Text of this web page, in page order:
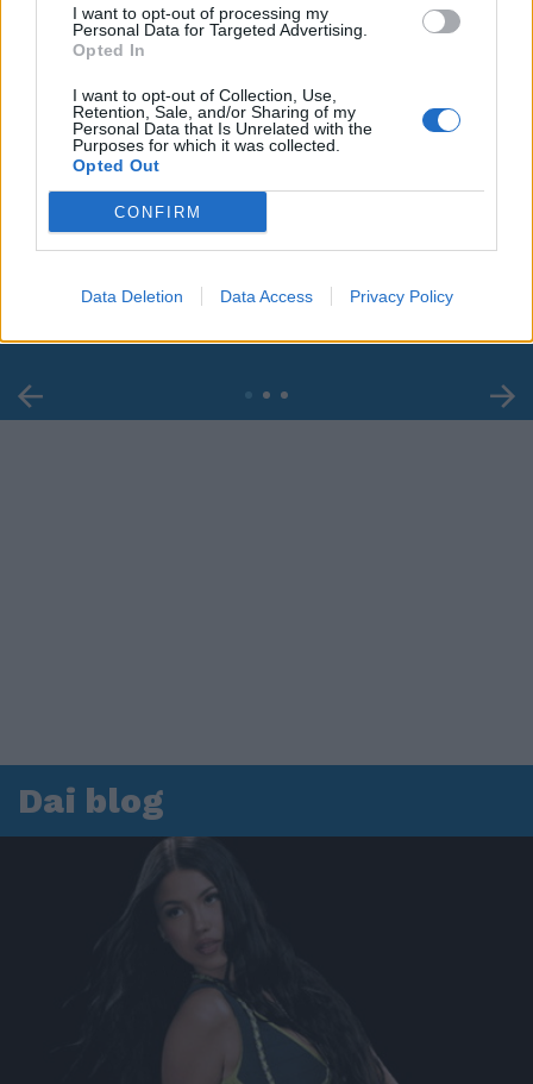
I want to opt-out of processing my
Personal Data for Targeted Advertising.
Opted In
I want to opt-out of Collection, Use,
Retention, Sale, and/or Sharing of my
Personal Data that Is Unrelated with the
Purposes for which it was collected.
Opted Out
CONFIRM
Data Deletion Data Access Privacy Policy
in ospedale. Le dichiarazioni ai giornalisti
Dai blog